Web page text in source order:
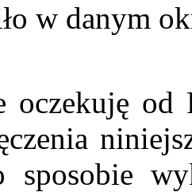
w danym
oczekuję